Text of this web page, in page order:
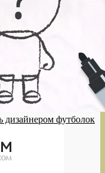
дизайнером футболок